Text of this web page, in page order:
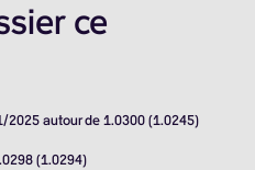
ce
2025 autour de 1.0300 (1.0245)
(1.0294)